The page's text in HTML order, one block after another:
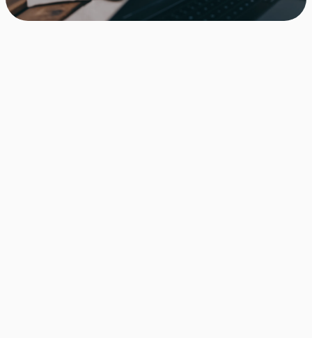
Wer wir sind, welche personenbezogenen Daten wir